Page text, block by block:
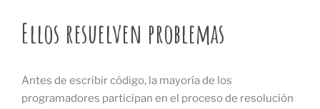
Ellos resuelven problemas
Antes de escribir código, la mayoría de los
programadores participan en el proceso de resolución